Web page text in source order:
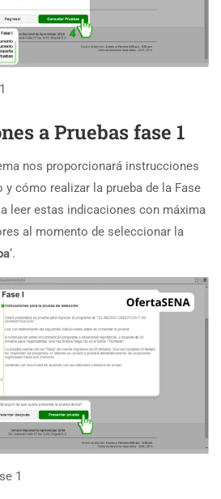
a Pruebas fase 1
nos proporcionará instrucciones
cómo realizar la prueba de la Fase
leer estas indicaciones con máxima
al momento de seleccionar la
‘.
1